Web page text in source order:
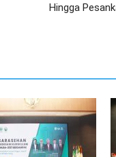
Hingga